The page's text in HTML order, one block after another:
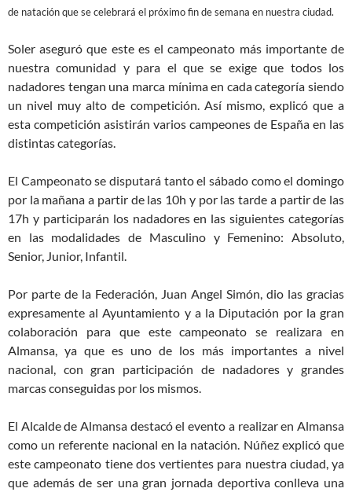
de natación que se celebrará el próximo fin de semana en nuestra ciudad.
Soler aseguró que este es el campeonato más importante de
nuestra comunidad y para el que se exige que todos los
nadadores tengan una marca mínima en cada categoría siendo
un nivel muy alto de competición. Así mismo, explicó que a
esta competición asistirán varios campeones de España en las
distintas categorías.
El Campeonato se disputará tanto el sábado como el domingo
por la mañana a partir de las 10h y por las tarde a partir de las
17h y participarán los nadadores en las siguientes categorías
en las modalidades de Masculino y Femenino: Absoluto,
Senior, Junior, Infantil.
Por parte de la Federación, Juan Angel Simón, dio las gracias
expresamente al Ayuntamiento y a la Diputación por la gran
colaboración para que este campeonato se realizara en
Almansa, ya que es uno de los más importantes a nivel
nacional, con gran participación de nadadores y grandes
marcas conseguidas por los mismos.
El Alcalde de Almansa destacó el evento a realizar en Almansa
como un referente nacional en la natación. Núñez explicó que
este campeonato tiene dos vertientes para nuestra ciudad, ya
que además de ser una gran jornada deportiva conlleva una